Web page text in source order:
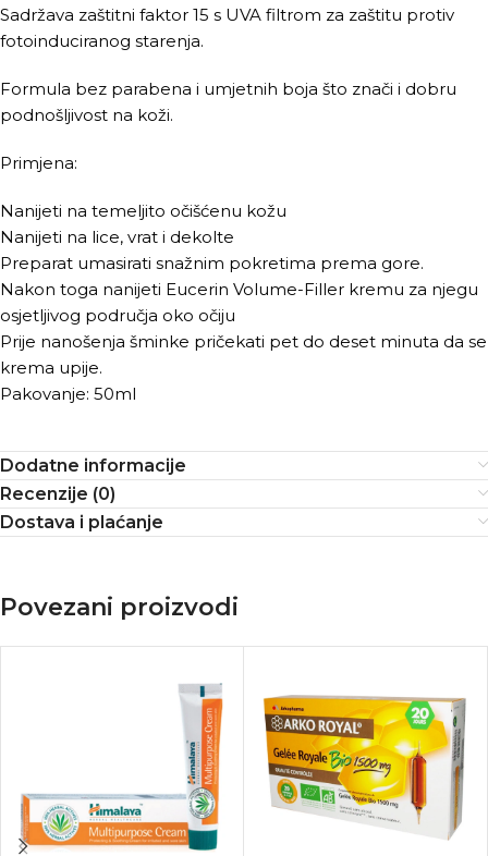
Sadržava zaštitni faktor 15 s UVA filtrom za zaštitu protiv
fotoinduciranog starenja.
Formula bez parabena i umjetnih boja što znači i dobru
podnošljivost na koži.
Primjena:
Nanijeti na temeljito očišćenu kožu
Nanijeti na lice, vrat i dekolte
Preparat umasirati snažnim pokretima prema gore.
Nakon toga nanijeti Eucerin Volume-Filler kremu za njegu
osjetljivog područja oko očiju
Prije nanošenja šminke pričekati pet do deset minuta da se
krema upije.
Pakovanje: 50ml
Dodatne informacije
Recenzije (0)
Dostava i plaćanje
Povezani proizvodi